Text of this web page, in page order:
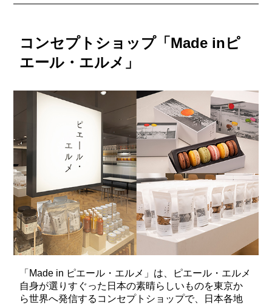
コンセプトショップ「Made inピ
エール・エルメ」
「Made in ピエール・エルメ」は、ピエール・エルメ
自身が選りすぐった日本の素晴らしいものを東京か
ら世界へ発信するコンセプトショップで、日本各地